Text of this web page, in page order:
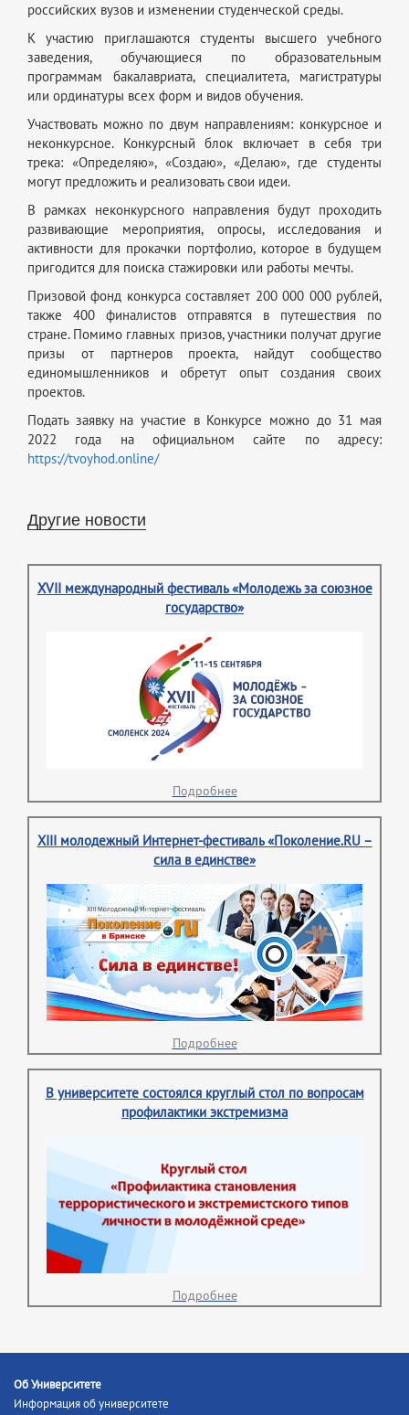
российских вузов и изменении студенческой среды.
К участию приглашаются студенты высшего учебного
заведения, обучающиеся по образовательным
программам бакалавриата, специалитета, магистратуры
или ординатуры всех форм и видов обучения.
Участвовать можно по двум направлениям: конкурсное и
неконкурсное. Конкурсный блок включает в себя три
трека: «Определяю», «Создаю», «Делаю», где студенты
могут предложить и реализовать свои идеи.
В рамках неконкурсного направления будут проходить
развивающие мероприятия, опросы, исследования и
активности для прокачки портфолио, которое в будущем
пригодится для поиска стажировки или работы мечты.
Призовой фонд конкурса составляет 200 000 000 рублей,
также 400 финалистов отправятся в путешествия по
стране. Помимо главных призов, участники получат другие
призы от партнеров проекта, найдут сообщество
единомышленников и обретут опыт создания своих
проектов.
Подать заявку на участие в Конкурсе можно до 31 мая
2022 года на официальном сайте по адресу:
https://tvoyhod.online/
Другие новости
XVII международный фестиваль «Молодежь за союзное
государство»
Подробнее
XIII молодежный Интернет-фестиваль «Поколение.RU –
сила в единстве»
Подробнее
В университете состоялся круглый стол по вопросам
профилактики экстремизма
Подробнее
Об Университете
Информация об университете